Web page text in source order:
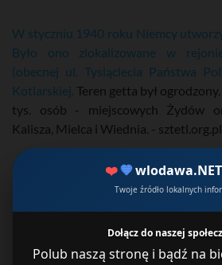
❤️ 💙wlodawa.NET
Twoje źródło lokalnych
Dołącz do naszej
Polub naszą stronę i bądź na
W styczniu 1940 roku Niemcy
Było ono zlokalizowane w
(obecnej ul. Tysiąclecia Państwa
Kotlarskiej. Teren getta był
tys. osób - miejscowych Żydów
Kalisza, Mielca i Wiednia. - sztetl.org.pl